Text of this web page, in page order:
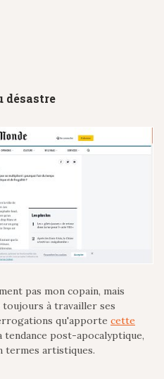
désastre
pas mon copain, mais
à travailler ses
qu'apporte cette
tendance post-apocalyptique,
termes artistiques.